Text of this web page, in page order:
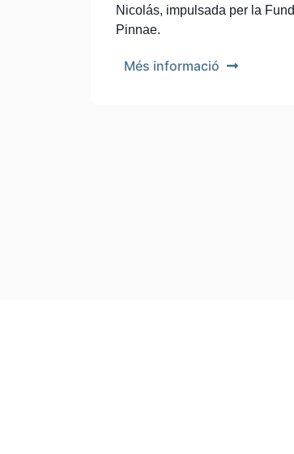
Nicolás, impulsada per la
Pinnae.
Més informació